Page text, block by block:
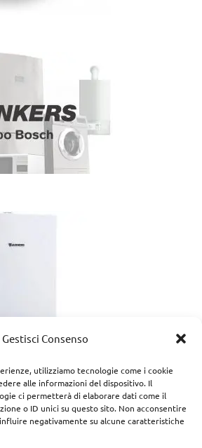
Gestisci Consenso
utilizziamo tecnologie come i cookie
alle informazioni del dispositivo. Il
ci permetterà di elaborare dati come il
o ID unici su questo sito. Non acconsentire
negativamente su alcune caratteristiche